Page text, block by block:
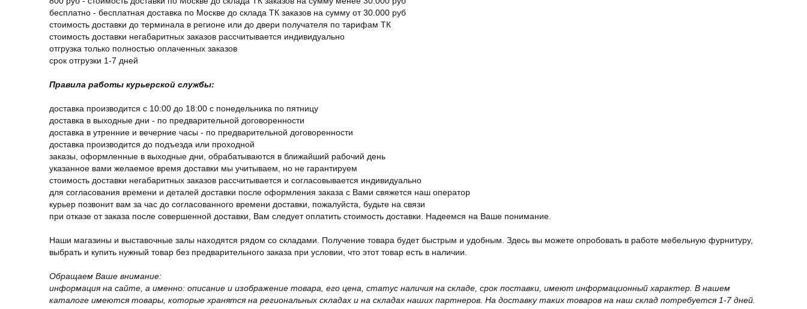
бесплатно - бесплатная доставка по Москве до склада ТК заказов на сумму от 30.000 руб
стоимость доставки до терминала в регионе или до двери получателя по тарифам ТК
стоимость доставки негабаритных заказов рассчитывается индивидуально
отгрузка только полностью оплаченных заказов
срок отгрузки 1-7 дней
Правила работы курьерской службы:
доставка производится с 10:00 до 18:00 с понедельника по пятницу
доставка в выходные дни - по предварительной договоренности
доставка в утренние и вечерние часы - по предварительной договоренности
доставка производится до подъезда или проходной
заказы, оформленные в выходные дни, обрабатываются в ближайший рабочий день
указанное вами желаемое время доставки мы учитываем, но не гарантируем
стоимость доставки негабаритных заказов рассчитывается и согласовывается индивидуально
для согласования времени и деталей доставки после оформления заказа с Вами свяжется наш оператор
курьер позвонит вам за час до согласованного времени доставки, пожалуйста, будьте на связи
при отказе от заказа после совершенной доставки, Вам следует оплатить стоимость доставки. Надеемся на Ваше понимание.
Наши магазины и выставочные залы находятся рядом со складами. Получение товара будет быстрым и удобным. Здесь вы можете опробовать в работе мебельную фурнитуру,
выбрать и купить нужный товар без предварительного заказа при условии, что этот товар есть в наличии.
Обращаем Ваше внимание:
информация на сайте, а именно: описание и изображение товара, его цена, статус наличия на складе, срок поставки, имеют информационный характер. В нашем
каталоге имеются товары, которые хранятся на региональных складах и на складах наших партнеров. На доставку таких товаров на наш склад потребуется 1-7 дней.